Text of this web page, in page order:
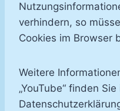
verhindern, so
Cookies im Browser
Weitere
„YouTube“ finden